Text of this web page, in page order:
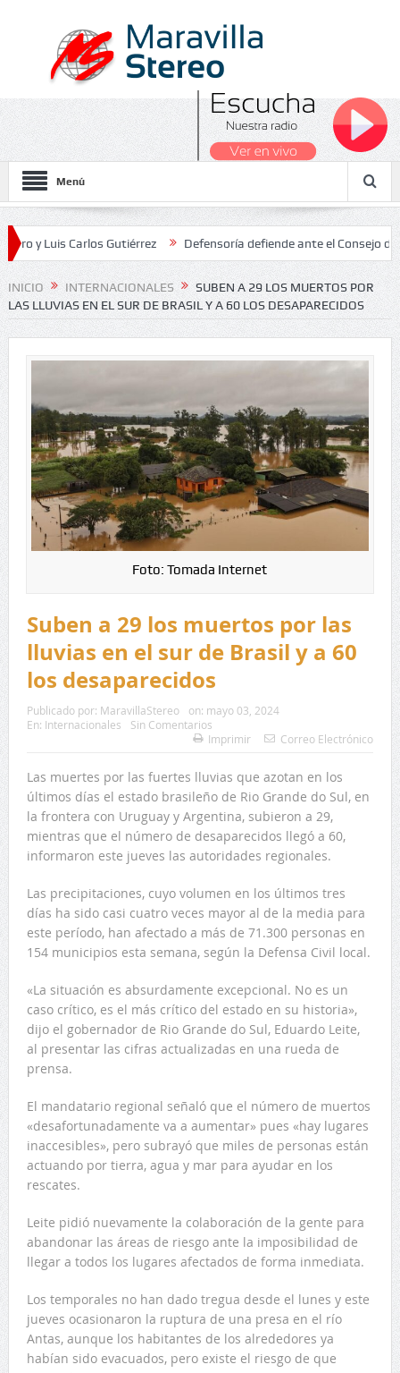
Menú
Carlos Gutiérrez Defensoría defiende ante el Consejo de Estado
2026
INICIO INTERNACIONALES
SUBEN A 29 LOS MUERTOS POR
LAS LLUVIAS EN EL SUR DE BRASIL Y A 60 LOS DESAPARECIDOS
Foto: Tomada Internet
Suben a 29 los muertos por las
lluvias en el sur de Brasil y a 60
los desaparecidos
Publicado por: MaravillaStereo on: mayo 03, 2024
En: Internacionales
Sin Comentarios
Imprimir
Correo Electrónico
Las muertes por las fuertes lluvias que azotan en los
últimos días el estado brasileño de Rio Grande do Sul, en
la frontera con Uruguay y Argentina, subieron a 29,
mientras que el número de desaparecidos llegó a 60,
informaron este jueves las autoridades regionales.
Las precipitaciones, cuyo volumen en los últimos tres
días ha sido casi cuatro veces mayor al de la media para
este período, han afectado a más de 71.300 personas en
154 municipios esta semana, según la Defensa Civil local.
«La situación es absurdamente excepcional. No es un
caso crítico, es el más crítico del estado en su historia»,
dijo el gobernador de Rio Grande do Sul, Eduardo Leite,
al presentar las cifras actualizadas en una rueda de
prensa.
El mandatario regional señaló que el número de muertos
«desafortunadamente va a aumentar» pues «hay lugares
inaccesibles», pero subrayó que miles de personas están
actuando por tierra, agua y mar para ayudar en los
rescates.
Leite pidió nuevamente la colaboración de la gente para
abandonar las áreas de riesgo ante la imposibilidad de
llegar a todos los lugares afectados de forma inmediata.
Los temporales no han dado tregua desde el lunes y este
jueves ocasionaron la ruptura de una presa en el río
Antas, aunque los habitantes de los alrededores ya
habían sido evacuados, pero existe el riesgo de que